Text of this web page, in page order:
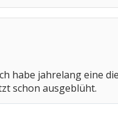
habe jahrelang eine
schon ausgeblüht.